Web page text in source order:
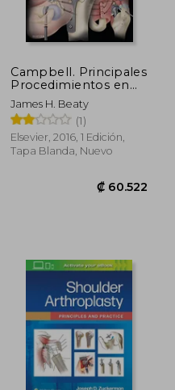
Campbell. Principales
Procedimientos en
Cirugía Ortopédica y
Traumatología +
Expertconsult
James H. Beaty
(1)
Elsevier, 2016, 1 Edición,
Tapa Blanda, Nuevo